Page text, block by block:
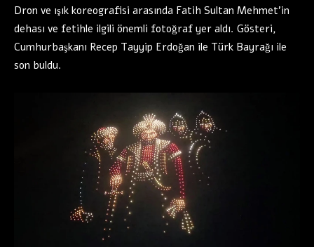
Dron ve ışık koreografisi arasında Fatih Sultan Mehmet’in
dehası ve fetihle ilgili önemli fotoğraf yer aldı. Gösteri,
Cumhurbaşkanı Recep Tayyip Erdoğan ile Türk Bayrağı ile
son buldu.